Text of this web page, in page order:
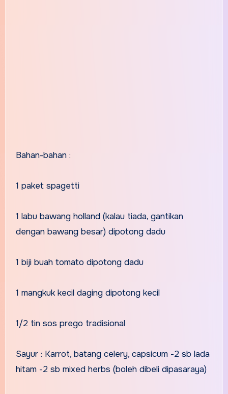
Bahan-bahan :
1 paket spagetti
1 labu bawang holland (kalau tiada, gantikan
dengan bawang besar) dipotong dadu
1 biji buah tomato dipotong dadu
1 mangkuk kecil daging dipotong kecil
1/2 tin sos prego tradisional
Sayur : Karrot, batang celery, capsicum -2 sb lada
hitam -2 sb mixed herbs (boleh dibeli dipasaraya)